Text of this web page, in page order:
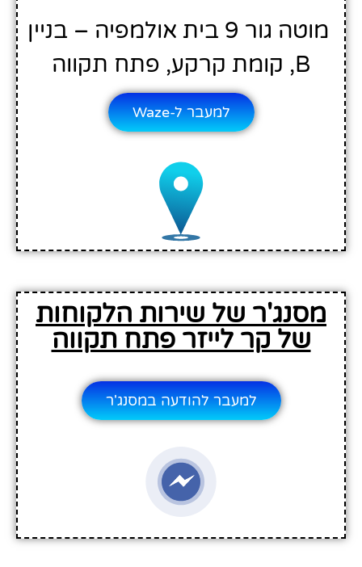
מוטה גור 9 בית אולמפיה – בניין
B, קומת קרקע, פתח תקווה
למעבר ל-Waze
מסנג'ר של שירות הלקוחות
של קר לייזר פתח תקווה
למעבר להודעה במסנג'ר